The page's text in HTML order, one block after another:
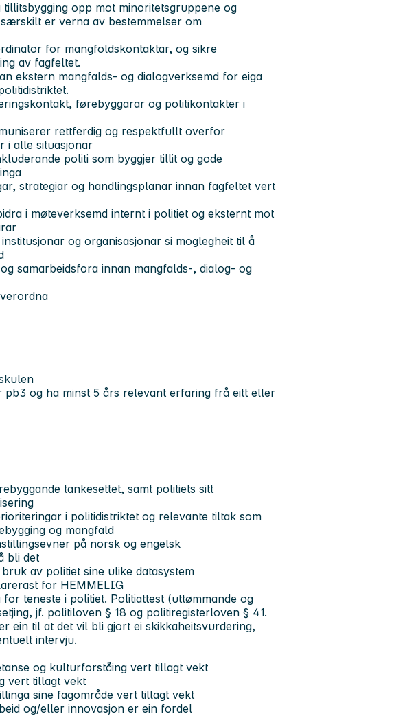
opp mot minoritetsgruppene og
er verna av bestemmelser om
for mangfoldskontaktar, og sikre
av fagfeltet.
ekstern mangfalds- og dialogverksemd for eiga
førebyggarar og politikontakter i
rettferdig og respektfullt overfor
i alle situasjonar
politi som byggjer tillit og gode
strategiar og handlingsplanar innan fagfeltet vert
i møteverksemd internt i politiet og eksternt mot
og organisasjonar si moglegheit til å
samarbeidsfora innan mangfalds-, dialog- og
og ha minst 5 års relevant erfaring frå eitt eller
tankesettet, samt politiets sitt
i politidistriktet og relevante tiltak som
og mangfald
på norsk og engelsk
bli det
av politiet sine ulike datasystem
for HEMMELIG
teneste i politiet. Politiattest (uttømmande og
jf. politiloven § 18 og politiregisterloven § 41.
ein til at det vil bli gjort ei skikkaheitsvurdering,
intervju.
og kulturforståing vert tillagt vekt
vert tillagt vekt
sine fagområde vert tillagt vekt
og/eller innovasjon er ein fordel